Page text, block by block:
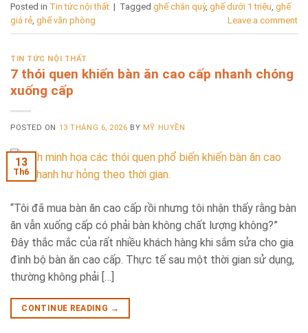
Posted in Tin tức nội thất | Tagged ghế chân quỳ, ghế dưới 1 triệu ghế
giá rẻ ghế văn phòng Leave a comment
TIN TỨC NỘI THẤT
7 thói quen khiến bàn ăn cao cấp nhanh chóng
xuống cấp
POSTED ON 13 THÁNG 6, 2026 BY MỸ HUYỀN
13
Th6
“Tôi đã mua bàn ăn cao cấp rồi nhưng tôi nhận thấy rằng bàn
ăn vẫn xuống cấp có phải bàn không chất lượng không?”
Đây thắc mắc của rất nhiều khách hàng khi sắm sửa cho gia
đình bộ bàn ăn cao cấp. Thực tế sau một thời gian sử dụng,
thường không phải […]
CONTINUE READING →